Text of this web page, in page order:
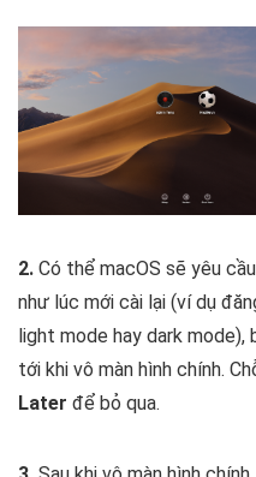
2. Có thể macOS sẽ yêu
như lúc mới cài lại (ví dụ
light mode hay dark
tới khi vô màn hình chính.
Later để bỏ qua.